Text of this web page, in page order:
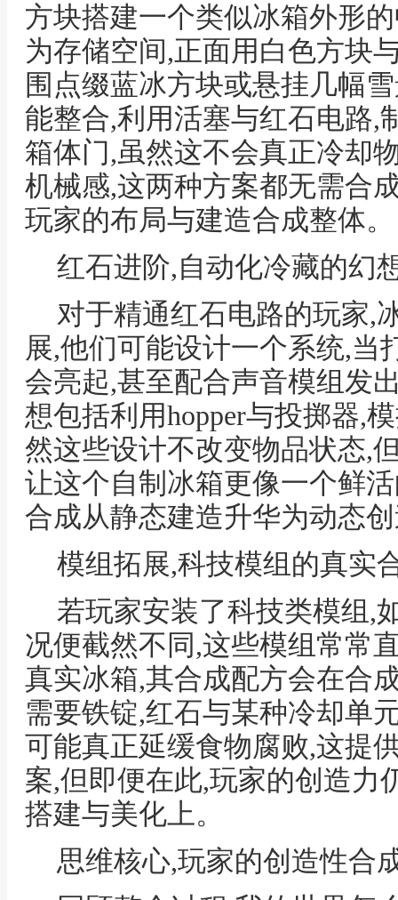
方块搭建一个类似冰箱外形
为存储空间,正面用白色方块
围点缀蓝冰方块或悬挂几幅
能整合,利用活塞与红石电路,
箱体门,虽然这不会真正冷却
机械感,这两种方案都无需合
玩家的布局与建造合成整体。
红石进阶,自动化冷藏的幻
对于精通红石电路的玩家,
展,他们可能设计一个系统,当
会亮起,甚至配合声音模组发
想包括利用hopper与投掷器,
然这些设计不改变物品状态,
让这个自制冰箱更像一个鲜
合成从静态建造升华为动态
模组拓展,科技模组的真实
若玩家安装了科技类模组,
况便截然不同,这些模组常常
真实冰箱,其合成配方会在合
需要铁锭,红石与某种冷却单
可能真正延缓食物腐败,这提
案,但即便在此,玩家的创造力
搭建与美化上。
思维核心,玩家的创造性合